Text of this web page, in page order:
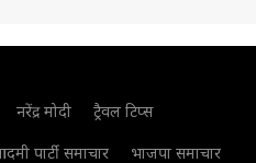
नरेंद्र मोदी
ट्रैवल टिप्स
पार्टी समाचार भाजपा समाचार